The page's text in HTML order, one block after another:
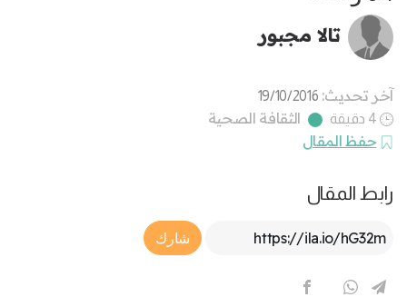
تالا مجبور
آخر تحديث: 19/10/2016
4 دقيقة
الثقافة الصحية
حفظ المقال
رابط المقال
Article Link
شارك